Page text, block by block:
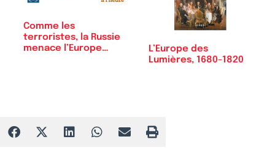
Comme les
terroristes, la Russie
menace l’Europe…
L’Europe des
Lumières, 1680-1820